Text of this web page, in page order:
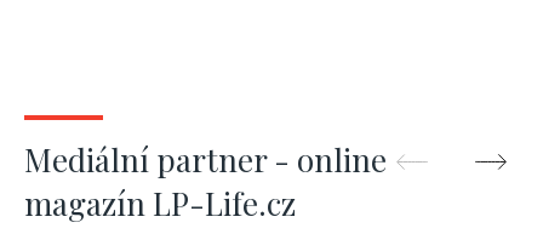
Mediální partner - online
magazín LP-Life.cz